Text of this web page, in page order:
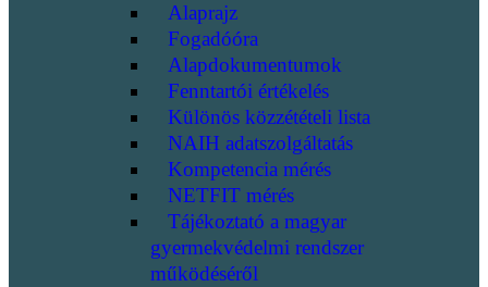
Alaprajz
Fogadóóra
Alapdokumentumok
Fenntartói értékelés
Különös közzétételi lista
NAIH adatszolgáltatás
Kompetencia mérés
NETFIT mérés
Tájékoztató a magyar
gyermekvédelmi rendszer
működéséről